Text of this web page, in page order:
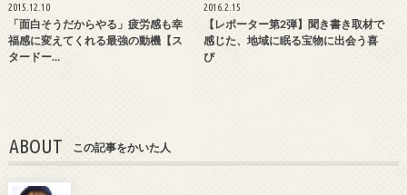
2015.12.10
「面白そうだからやる」疲労感も幸
福感に変えてくれる最強の動機【ス
タードー…
2016.2.15
【レポーター第2弾】聞き書き取材で
感じた、地域に眠る宝物に出会う喜
び
ABOUT この記事をかいた人